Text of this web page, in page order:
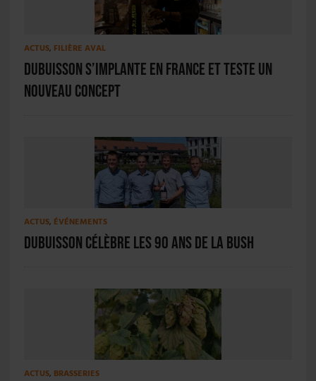
ACTUS, FILIÈRE AVAL
Dubuisson s’implante en France et teste un
nouveau concept
ACTUS, ÉVÉNEMENTS
Dubuisson célèbre les 90 ans de la Bush
ACTUS, BRASSERIES